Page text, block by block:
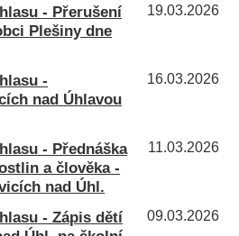
19.03.2026
- Přerušení
Plešiny dne
16.03.2026
-
nad Úhlavou
11.03.2026
- Přednáška
a člověka -
nad Úhl.
09.03.2026
- Zápis dětí